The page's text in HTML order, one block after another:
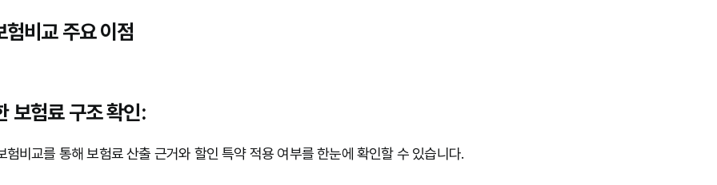
험비교 주요 이점
보험료 구조 확인:
험비교를 통해 보험료 산출 근거와 할인 특약 적용 여부를 한눈에 확인할 수 있습니다.